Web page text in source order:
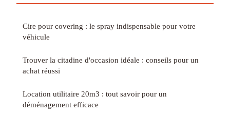
Cire pour covering : le spray indispensable pour votre
véhicule
Trouver la citadine d'occasion idéale : conseils pour un
achat réussi
Location utilitaire 20m3 : tout savoir pour un
déménagement efficace